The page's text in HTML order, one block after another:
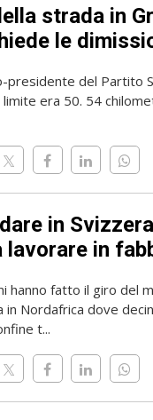
strada in
le
presidente del Partito
era 50. 54
in
lavorare in
hanno fatto il giro del
in Nordafrica dove
t...